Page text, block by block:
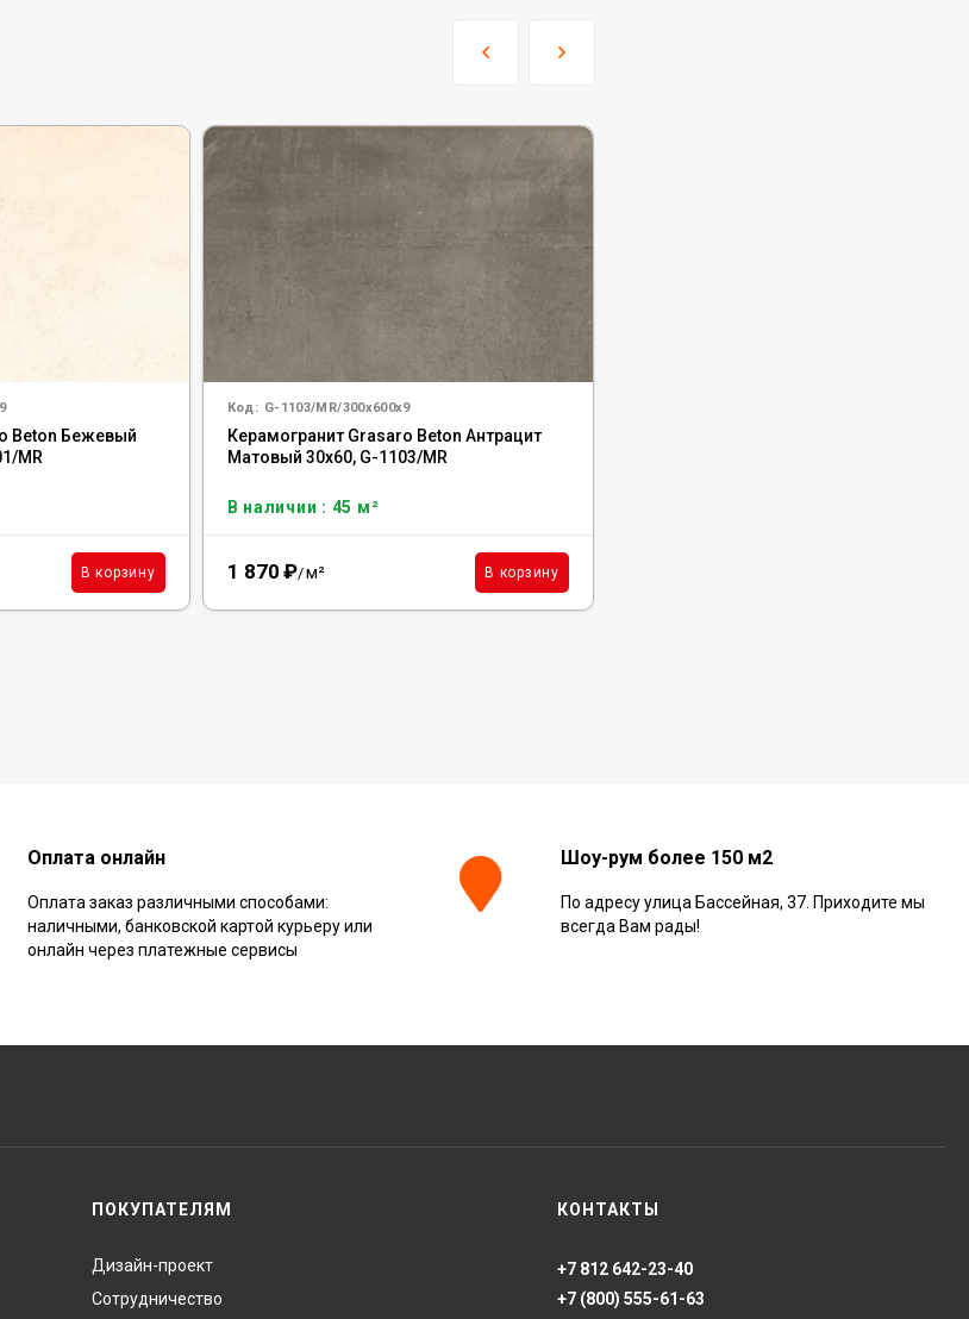
Beton Бежевый
MR
В корзину
Код: G-1103/MR/300x600x9
Керамогранит Grasaro Beton Антрацит
Матовый 30x60, G-1103/MR
В наличии : 45 м²
1 870 ₽/м² В корзину
Оплата онлайн
Оплата заказ различными способами:
наличными, банковской картой курьеру или
онлайн через платежные сервисы
Шоу-рум более 150 м2
По адресу улица Бассейная, 37. Приходите мы
всегда Вам рады!
ПОКУПАТЕЛЯМ
Дизайн-проект
Сотрудничество
КОНТАКТЫ
+7 812 642-23-40
+7 (800) 555-61-63